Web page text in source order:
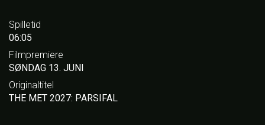
Spilletid
06:05
Filmpremiere
SØNDAG 13. JUNI
Originaltitel
THE MET 2027: PARSIFAL